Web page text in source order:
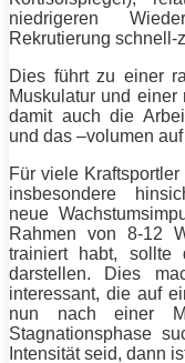
niedrigeren
Rekrutierung schnell-
Dies führt zu einer
Muskulatur und einer
damit auch die
und das –volumen
Für viele
insbesondere
neue
Rahmen von 8-12
trainiert habt, sollte
darstellen. Dies
interessant, die auf
nun nach einer
Stagnationsphase
Intensitätseid, dann